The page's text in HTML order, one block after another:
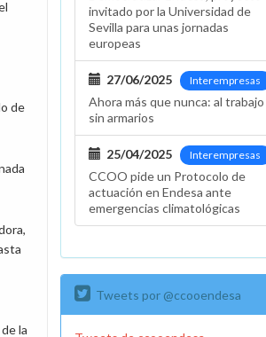
de
la
invitado por la Universidad de
Sevilla para unas jornadas
europeas
Interempresas
27/06/2025
Ahora más que nunca: al trabajo
sin armarios
Interempresas
25/04/2025
CCOO pide un Protocolo de
actuación en Endesa ante
emergencias climatológicas
Tweets por @ccooendesa